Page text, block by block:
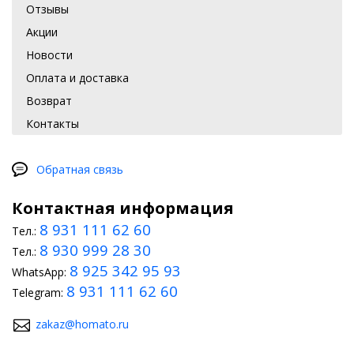
Отзывы
Акции
Новости
Оплата и доставка
Возврат
Контакты
Обратная связь
Контактная информация
Тел.: 8 931 111 62 60
Тел.: 8 930 999 28 30
WhatsApp: 8 925 342 95 93
Telegram: 8 931 111 62 60
zakaz@homato.ru